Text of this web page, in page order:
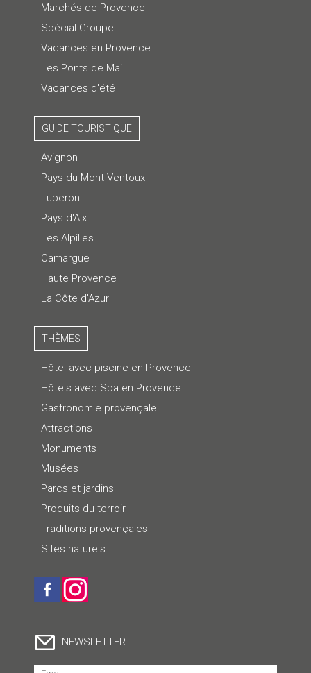
Marchés de Provence
Spécial Groupe
Vacances en Provence
Les Ponts de Mai
Vacances d'été
GUIDE TOURISTIQUE
Avignon
Pays du Mont Ventoux
Luberon
Pays d'Aix
Les Alpilles
Camargue
Haute Provence
La Côte d'Azur
THÈMES
Hôtel avec piscine en Provence
Hôtels avec Spa en Provence
Gastronomie provençale
Attractions
Monuments
Musées
Parcs et jardins
Produits du terroir
Traditions provençales
Sites naturels
NEWSLETTER